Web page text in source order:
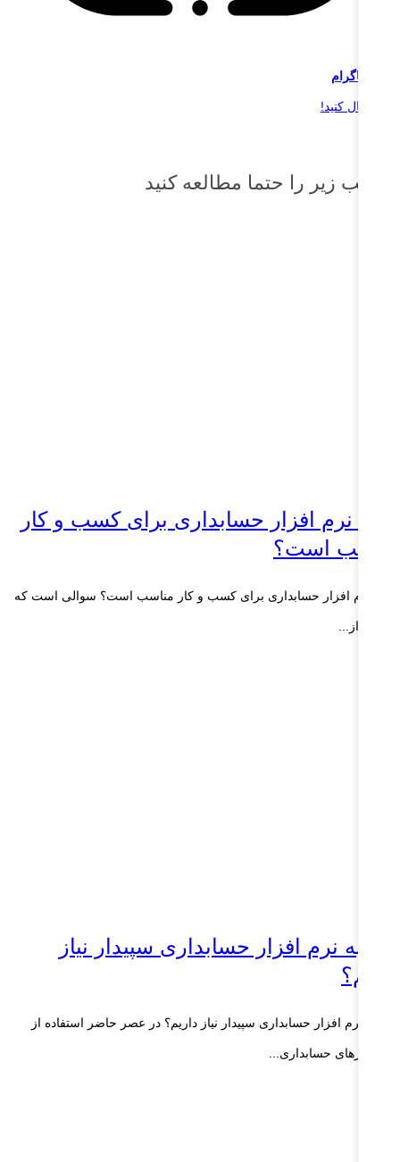
اینستاگرام
را دنبال کنید!
زیر را حتما مطالعه کنید
نرم افزار حسابداری برای کسب و کار
است؟
نرم افزار حسابداری برای کسب و کار مناسب است؟ سوالی است که
از...
به نرم افزار حسابداری سپیدار نیاز
به نرم افزار حسابداری سپیدار نیاز داریم؟ در عصر حاضر استفاده از
حسابداری...